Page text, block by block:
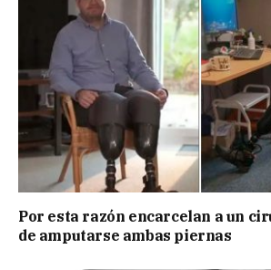
Por esta razón encarcelan a un
de amputarse ambas piernas